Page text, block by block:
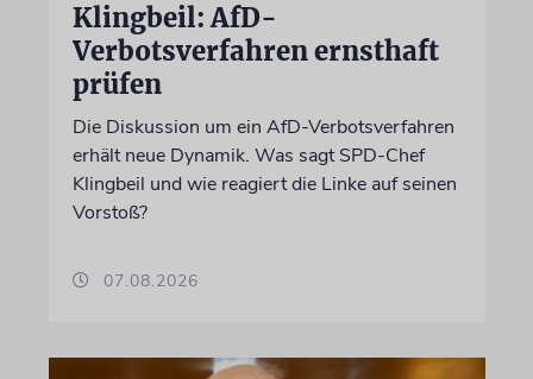
Klingbeil: AfD-
Verbotsverfahren ernsthaft
prüfen
Die Diskussion um ein AfD-Verbotsverfahren
erhält neue Dynamik. Was sagt SPD-Chef
Klingbeil und wie reagiert die Linke auf seinen
Vorstoß?
07.08.2026